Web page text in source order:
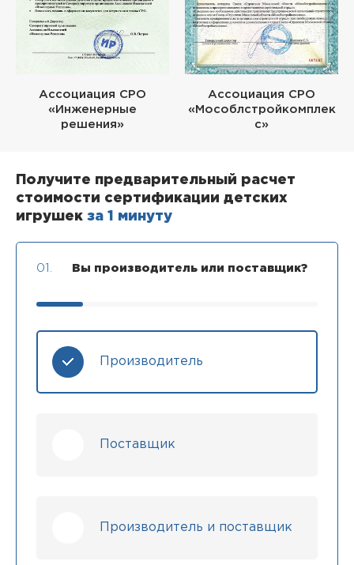
Ассоциация СРО
«Инженерные
решения»
Ассоциация СРО
«Мособлстройкомплек
с»
Получите предварительный расчет
стоимости сертификации детских
игрушек за 1 минуту
01. Вы производитель или поставщик?
Производитель
Поставщик
Производитель и поставщик